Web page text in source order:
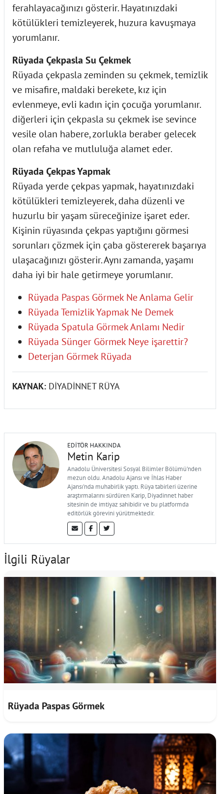
ferahlayacağınızı gösterir. Hayatınızdaki
kötülükleri temizleyerek, huzura kavuşmaya
yorumlanır.
Rüyada Çekpasla Su Çekmek
Rüyada çekpasla zeminden su çekmek, temizlik
ve misafire, maldaki berekete, kız için
evlenmeye, evli kadın için çocuğa yorumlanır.
diğerleri için çekpasla su çekmek ise sevince
vesile olan habere, zorlukla beraber gelecek
olan refaha ve mutluluğa alamet eder.
Rüyada Çekpas Yapmak
Rüyada yerde çekpas yapmak, hayatınızdaki
kötülükleri temizleyerek, daha düzenli ve
huzurlu bir yaşam süreceğinize işaret eder.
Kişinin rüyasında çekpas yaptığını görmesi
sorunları çözmek için çaba göstererek başarıya
ulaşacağınızı gösterir. Aynı zamanda, yaşamı
daha iyi bir hale getirmeye yorumlanır.
Rüyada Paspas Görmek Ne Anlama Gelir
Rüyada Temizlik Yapmak Ne Demek
Rüyada Spatula Görmek Anlamı Nedir
Rüyada Sünger Görmek Neye işarettir?
Deterjan Görmek Rüyada
KAYNAK: DİYADİNNET RÜYA
EDITÖR HAKKINDA
Metin Karip
Anadolu Üniversitesi Sosyal Bilimler Bölümü'nden
mezun oldu. Anadolu Ajansı ve İhlas Haber
Ajansı'nda muhabirlik yaptı. Rüya tabirleri üzerine
araştırmalarını sürdüren Karip, Diyadinnet haber
sitesinin de imtiyaz sahibidir ve bu platformda
editörlük görevini yürütmektedir.
İlgili Rüyalar
Rüyada Paspas Görmek